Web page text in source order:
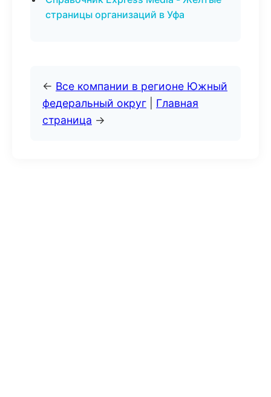
страницы организаций в Уфа
← Все компании в регионе Южный
федеральный округ
Главная
страница →